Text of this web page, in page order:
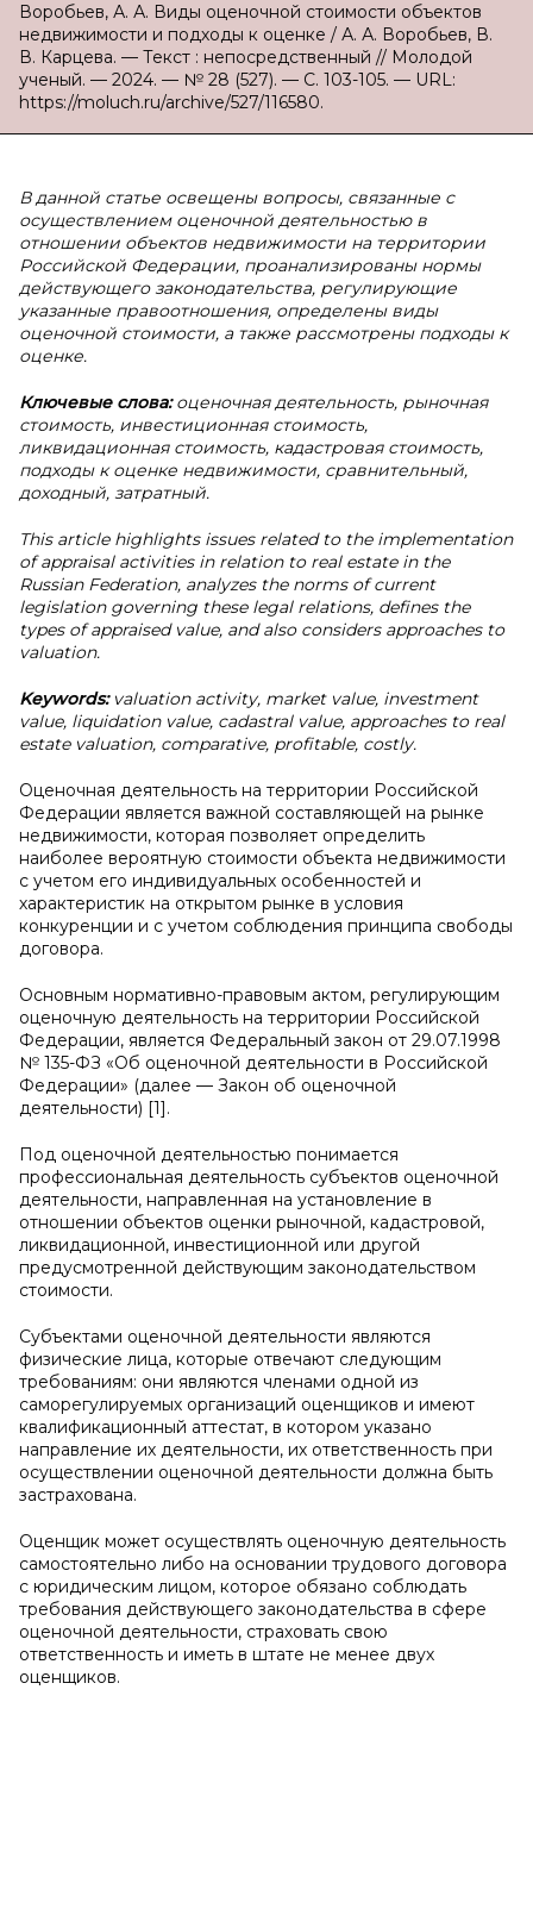
Воробьев, А. А. Виды оценочной стоимости объектов
недвижимости и подходы к оценке / А. А. Воробьев, В.
В. Карцева. — Текст : непосредственный // Молодой
ученый. — 2024. — № 28 (527). — С. 103-105. — URL:
https://moluch.ru/archive/527/116580.
В данной статье освещены вопросы, связанные с
осуществлением оценочной деятельностью в
отношении объектов недвижимости на территории
Российской Федерации, проанализированы нормы
действующего законодательства, регулирующие
указанные правоотношения, определены виды
оценочной стоимости, а также рассмотрены подходы к
оценке.
Ключевые слова:оценочная деятельность, рыночная
стоимость, инвестиционная стоимость,
ликвидационная стоимость, кадастровая стоимость,
подходы к оценке недвижимости, сравнительный,
доходный, затратный.
This article highlights issues related to the implementation
of appraisal activities in relation to real estate in the
Russian Federation, analyzes the norms of current
legislation governing these legal relations, defines the
types of appraised value, and also considers approaches to
valuation.
Keywords: valuation activity, market value, investment
value, liquidation value, cadastral value, approaches to real
estate valuation, comparative, profitable, costly.
Оценочная деятельность на территории Российской
Федерации является важной составляющей на рынке
недвижимости, которая позволяет определить
наиболее вероятную стоимости объекта недвижимости
с учетом его индивидуальных особенностей и
характеристик на открытом рынке в условия
конкуренции и с учетом соблюдения принципа свободы
договора.
Основным нормативно-правовым актом, регулирующим
оценочную деятельность на территории Российской
Федерации, является Федеральный закон от 29.07.1998
№ 135-ФЗ «Об оценочной деятельности в Российской
Федерации» (далее — Закон об оценочной
деятельности) [1].
Под оценочной деятельностью понимается
профессиональная деятельность субъектов оценочной
деятельности, направленная на установление в
отношении объектов оценки рыночной, кадастровой,
ликвидационной, инвестиционной или другой
предусмотренной действующим законодательством
стоимости.
Субъектами оценочной деятельности являются
физические лица, которые отвечают следующим
требованиям: они являются членами одной из
саморегулируемых организаций оценщиков и имеют
квалификационный аттестат, в котором указано
направление их деятельности, их ответственность при
осуществлении оценочной деятельности должна быть
застрахована.
Оценщик может осуществлять оценочную деятельность
самостоятельно либо на основании трудового договора
с юридическим лицом, которое обязано соблюдать
требования действующего законодательства в сфере
оценочной деятельности, страховать свою
ответственность и иметь в штате не менее двух
оценщиков.